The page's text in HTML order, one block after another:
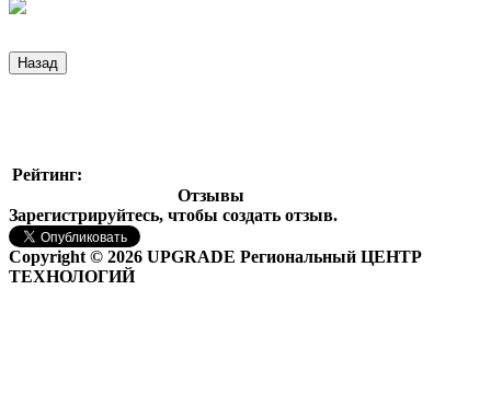
Рейтинг:
Отзывы
Зарегистрируйтесь, чтобы создать отзыв.
Copyright © 2026 UPGRADE Региональный ЦЕНТР
ТЕХНОЛОГИЙ